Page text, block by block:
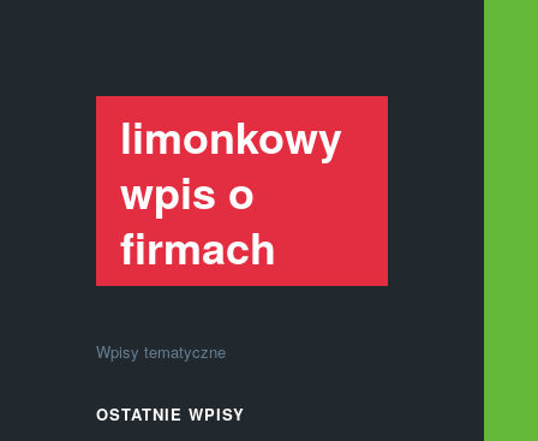
limonkowy
wpis o
firmach
Wpisy tematyczne
OSTATNIE WPISY